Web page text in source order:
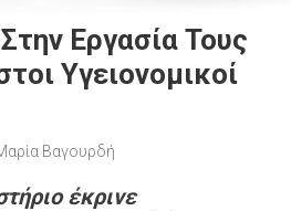
Εργασία Τους
Υγειονομικοί
Βαγουρδή
έκρινε